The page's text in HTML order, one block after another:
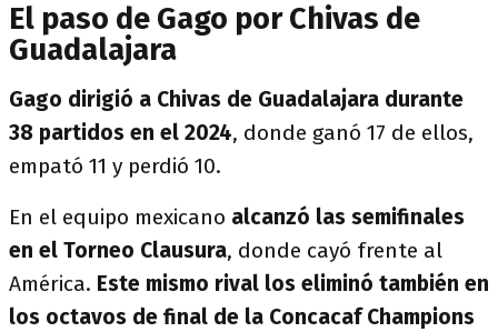
El paso de Gago por Chivas de
Guadalajara
Gago dirigió a Chivas de Guadalajara durante
38 partidos en el 2024, donde ganó 17 de ellos,
empató 11 y perdió 10.
En el equipo mexicano alcanzó las semifinales
en el Torneo Clausura, donde cayó frente al
América. Este mismo rival los eliminó también en
los octavos de final de la Concacaf Champions